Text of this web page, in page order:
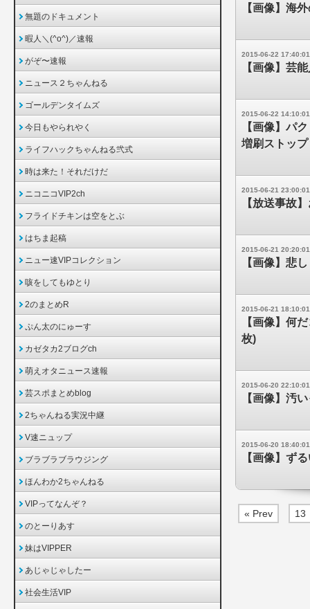
【画像】海
2015-06-22 17:40:01
【画像】芸
2015-06-22 14:10:01
【画像】パ
増刷ストッ
2015-06-21 23:00:01
【放送事故
2015-06-21 20:20:01
【画像】悲
2015-06-21 18:10:01
【画像】何
枚)
2015-06-20 22:10:01
【画像】汚
2015-06-20 18:40:01
【画像】ず
« Prev 13
無題のドキュメント
暇人＼(^o^)／速報
がぞ〜速報
ニュース２ちゃんねる
ゴールデンタイムズ
今日もやられやく
ライフハックちゃんねる弐式
時は来た！それだけだ
ニコニコVIP2ch
フライドチキンは空をとぶ
はちま起稿
ニュー速VIPコレクション
咳をしてもゆとり
2のまとめR
ぷん太のにゅーす
カゼタカ2ブログch
萌えオタニュース速報
芸スポまとめblog
2ちゃんねる実況中継
V速ニュップ
ブラブラブラウジング
ほんわか2ちゃんねる
VIPってなんぞ？
のとーりあす
妹はVIPPER
あじゃじゃしたー
社会生活VIP